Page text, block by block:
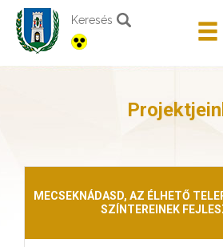
Keresés
MECSEKNÁDASD, AZ ÉLHETŐ
SZÍNTEREINEK